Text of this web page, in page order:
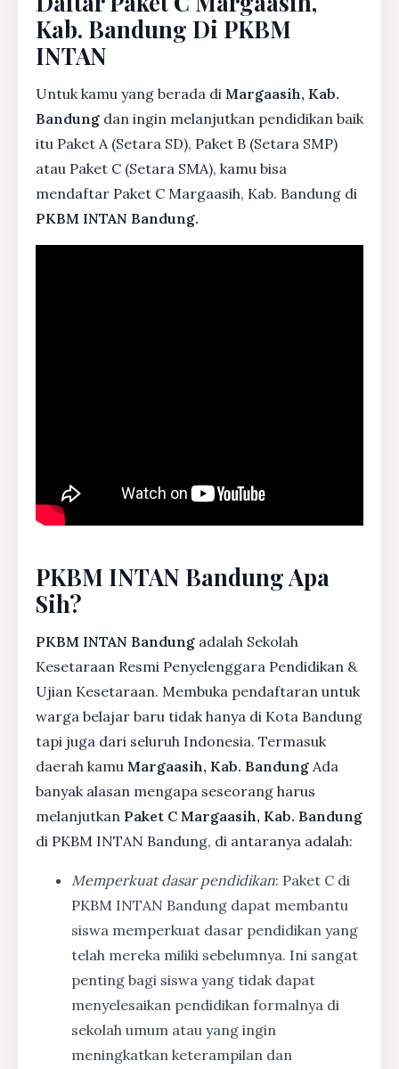
Kab. Bandung Di PKBM
INTAN
Untuk kamu yang berada di Margaasih, Kab.
Bandung dan ingin melanjutkan pendidikan baik
itu Paket A (Setara SD), Paket B (Setara SMP)
atau Paket C (Setara SMA), kamu bisa
mendaftar Paket C Margaasih, Kab. Bandung di
PKBM INTAN Bandung.
PKBM INTAN Bandung Apa
Sih?
PKBM INTAN Bandung adalah Sekolah
Kesetaraan Resmi Penyelenggara Pendidikan &
Ujian Kesetaraan. Membuka pendaftaran untuk
warga belajar baru tidak hanya di Kota Bandung
tapi juga dari seluruh Indonesia. Termasuk
daerah kamu Margaasih, Kab. Bandung Ada
banyak alasan mengapa seseorang harus
melanjutkan Paket C Margaasih, Kab. Bandung
di PKBM INTAN Bandung, di antaranya adalah:
Memperkuat dasar pendidikan: Paket C di
PKBM INTAN Bandung dapat membantu
siswa memperkuat dasar pendidikan yang
telah mereka miliki sebelumnya. Ini sangat
penting bagi siswa yang tidak dapat
menyelesaikan pendidikan formalnya di
sekolah umum atau yang ingin
meningkatkan keterampilan dan